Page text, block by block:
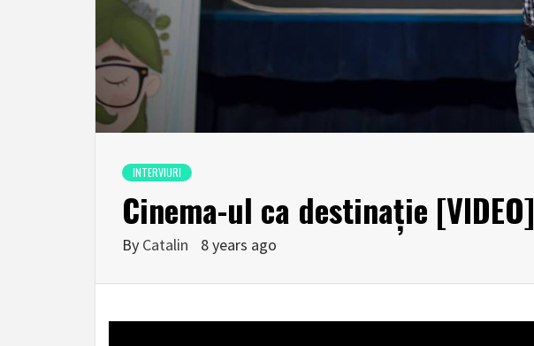
INTERVIURI
Cinema-ul ca destinație [VIDEO]
By Catalin 8 years ago